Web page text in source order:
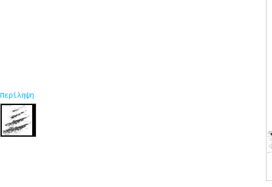
Περίληψη